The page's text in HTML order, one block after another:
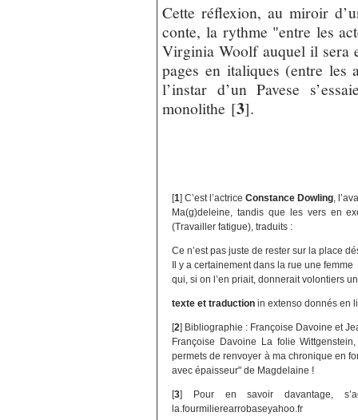
Cette réflexion, au miroir
conte, la rythme "entre les
Virginia Woolf auquel il sera
pages en italiques (entre les
l’instar d’un Pavese
monolithe [3].
[1]C’est l’actriceConstance Dowling,
Ma(g)deleine, tandis que les vers en
(Travailler fatigue), traduits :
Ce n’est pas juste de rester sur la place
Il y a certainement dans la rue une femme
qui, si on l’en priait, donnerait volontiers
texte et traduction in extenso donnés en
[2] Bibliographie : Françoise Davoine et
Françoise Davoine La folie
permets de renvoyer à ma chronique en
avec épaisseur" de Magdelaine !
[3]
Pour en savoir davantage,
la.fourmilierearrobaseyahoo.fr